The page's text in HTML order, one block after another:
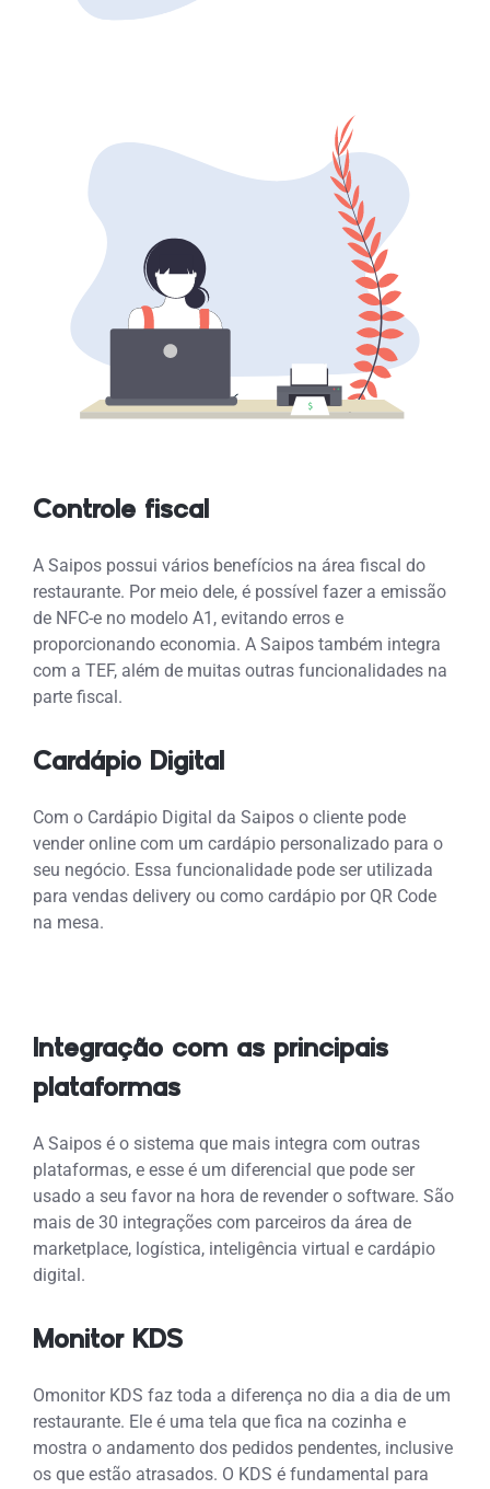
Controle fiscal
A Saipos possui vários benefícios na área fiscal do
restaurante. Por meio dele, é possível fazer a emissão
de NFC-e no modelo A1, evitando erros e
proporcionando economia. A Saipos também integra
com a TEF, além de muitas outras funcionalidades na
parte fiscal.
Cardápio Digital
Com o Cardápio Digital da Saipos o cliente pode
vender online com um cardápio personalizado para o
seu negócio. Essa funcionalidade pode ser utilizada
para vendas delivery ou como cardápio por QR Code
na mesa.
Integração com as principais
plataformas
A Saipos é o sistema que mais integra com outras
plataformas, e esse é um diferencial que pode ser
usado a seu favor na hora de revender o software. São
mais de 30 integrações com parceiros da área de
marketplace, logística, inteligência virtual e cardápio
digital.
Monitor KDS
Omonitor KDS faz toda a diferença no dia a dia de um
restaurante. Ele é uma tela que fica na cozinha e
mostra o andamento dos pedidos pendentes, inclusive
os que estão atrasados. O KDS é fundamental para